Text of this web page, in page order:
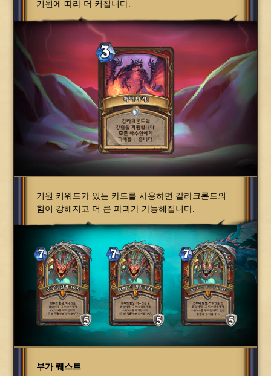
기원에 따라 더 커집니다.
기원 키워드가 있는 카드를 사용하면 갈라크론드의
힘이 강해지고 더 큰 파괴가 가능해집니다.
부가 퀘스트